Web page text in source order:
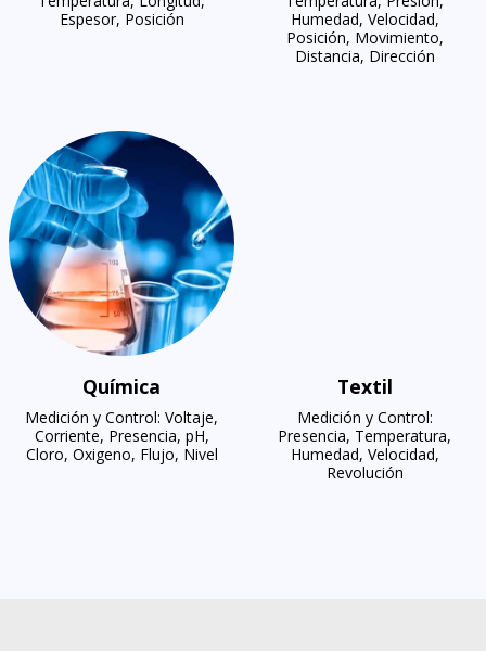
Espesor, Posición
Humedad, Velocidad,
Posición, Movimiento,
Distancia, Dirección
Química
Medición y Control: Voltaje,
Corriente, Presencia, pH,
Cloro, Oxigeno, Flujo, Nivel
Textil
Medición y Control:
Presencia, Temperatura,
Humedad, Velocidad,
Revolución